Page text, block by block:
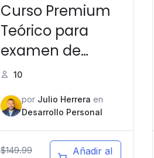
Curso Premium
Teórico para
examen de
manejo
Maryland
10
por Julio Herrera en
Desarrollo Personal
$149.99
Añadir al